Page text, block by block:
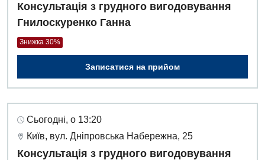
Консультація з грудного вигодовування
Гнилоскуренко Ганна
Знижка 30%
Записатися на прийом
Сьогодні, о 13:20
Київ, вул. Дніпровська Набережна, 25
Консультація з грудного вигодовування